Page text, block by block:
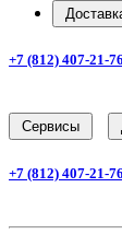
+7 (812) 407-21-76
Cервисы
+7 (812) 407-21-76